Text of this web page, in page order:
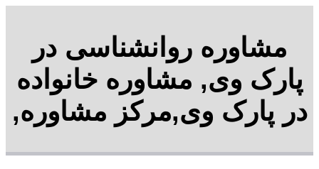
مشاوره روانشناسی در
پارک وی, مشاوره خانواده
در پارک وی,مرکز مشاوره,